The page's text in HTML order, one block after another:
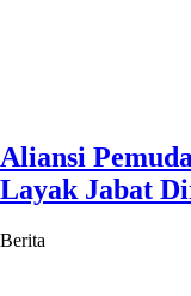
Aliansi
Layak Jabat
Berita